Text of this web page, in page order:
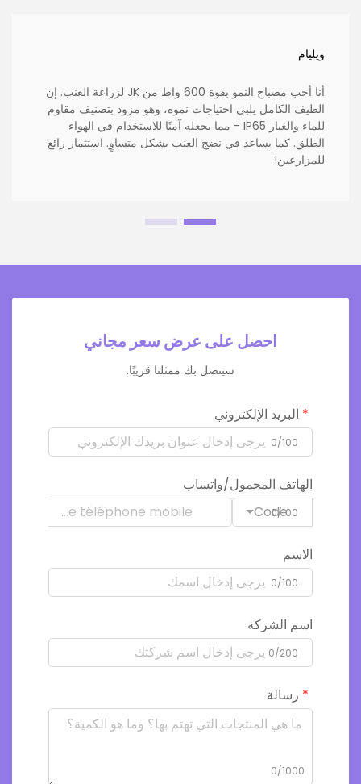
ويليام
أنا أحب مصباح النمو بقوة 600 واط من JK لزراعة العنب. إن
الطيف الكامل يلبي احتياجات نموه، وهو مزود بتصنيف مقاوم
للماء والغبار IP65 - مما يجعله آمنًا للاستخدام في الهواء
الطلق. كما يساعد في نضج العنب بشكل متساوٍ. استثمار رائع
للمزارعين!
احصل على عرض سعر مجاني
سيتصل بك ممثلنا قريبًا.
البريد الإلكتروني
0/100
الهاتف المحمول/واتساب
Code
0/100
الاسم
0/100
اسم الشركة
0/200
رسالة
0/1000